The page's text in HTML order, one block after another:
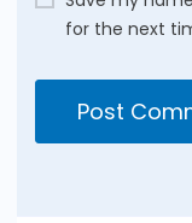
for the next